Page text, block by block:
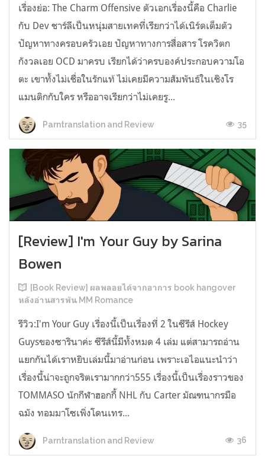
เรื่องย่อ: The Charm Offensive ตัวเอกเรื่องนี้คือ Charlie
กับ Dev ชาร์ลีเป็นหนุ่มสายเทคที่เรียกว่าได้เนิร์ดเต็มตัว
ปัญหาทางครอบครัวเอย ปัญหาทางการสื่อสาร โรควิตก
กังวลเอย OCD มาครบ เรียกได้ว่าครบองค์ประกอบความโอ
ตะ เขาทั้งไม่เชื่อในรักแท้ ไม่เคยมีความสัมพันธ์ในเชิงโร
แมนติกกับใคร หรืออาจเรียกว่าไม่เคยรู...
Parntranslation and Review 35
[Review] I'm Your Guy by Sarina
Bowen
[Book Review] ผลพลอยได้จากอาการ book hangover
หลังอ่านสารพัน MM Romance
รีวิว:I'm Your Guy เรื่องนี้เป็นเรื่องที่ 2 ในซีรีส์ Hockey
Guysของซารินาค่ะ ซีรีส์นี้มีทั้งหมด 4 เล่ม แต่สามารถอ่าน
แยกกันได้เราหยิบเล่มนี้มาอ่านก่อน เพราะเอไอแนะนำว่า
เรื่องนี้น่าจะถูกจริตเรามากกว่า555 เรื่องนี้เป็นเรื่องราวของ
TOMMASO นักกีฬาฮอกกี้ NHL กับ Carter มัณฑนากรมือ
ฉมัง ทอมมาโซเพิ่งโดนเทร...
Parntranslation and Review 36